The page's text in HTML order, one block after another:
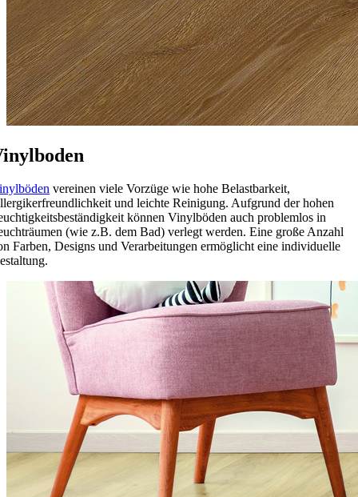
vereinen viele Vorzüge wie hohe Belastbarkeit,
und leichte Reinigung. Aufgrund der hohen
können Vinylböden auch problemlos in
(wie z.B. dem Bad) verlegt werden. Eine große Anzahl
Farben, Designs und Verarbeitungen ermöglicht eine individuelle